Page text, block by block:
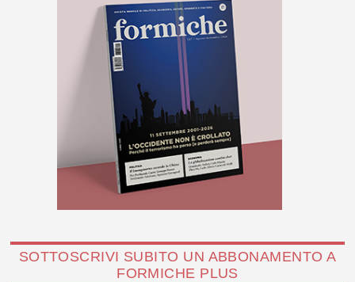
SOTTOSCRIVI SUBITO UN ABBONAMENTO A
FORMICHE PLUS